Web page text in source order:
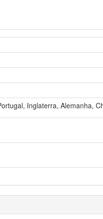
Inglaterra, Alemanha,